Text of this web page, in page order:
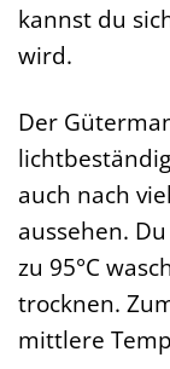
kannst du
wird.
Der
auch nach
aussehen.
zu 95°C
trocknen.
mittlere